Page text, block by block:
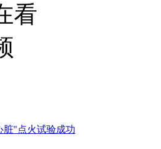
看
脏"点火试验成功